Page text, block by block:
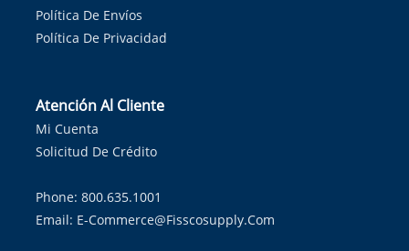
Política De Envíos
Política De Privacidad
Atención Al Cliente
Mi Cuenta
Solicitud De Crédito
Phone: 800.635.1001
Email: E-Commerce@fisscosupply.com